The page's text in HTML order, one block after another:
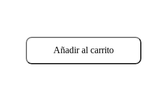
Añadir al carrito